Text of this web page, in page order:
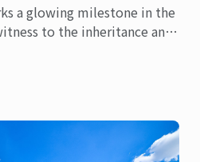
a glowing milestone in the
to the inheritance and